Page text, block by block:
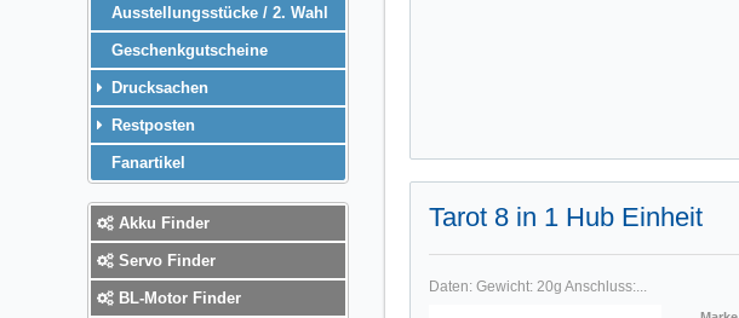
Tarot 8 in 1 Hub Einheit
Daten: Gewicht: 20g Anschluss:...
Ausstellungsstücke / 2. Wahl
Geschenkgutscheine
Drucksachen
Restposten
Fanartikel
Akku Finder
Servo Finder
BL-Motor Finder